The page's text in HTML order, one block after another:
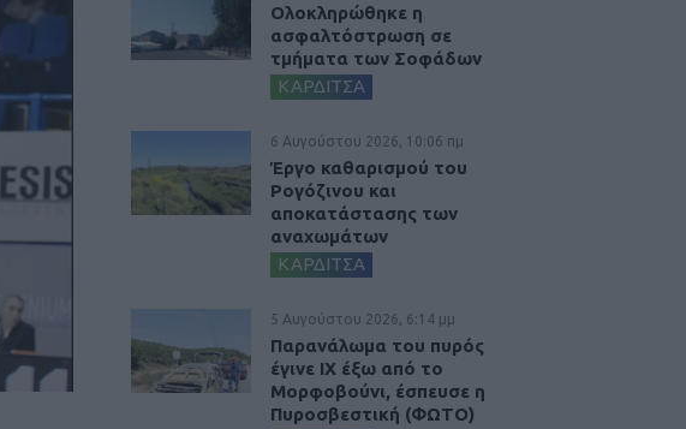
Ολοκληρώθηκε η
ασφαλτόστρωση σε
τμήματα των Σοφάδων
ΚΑΡΔΙΤΣΑ
6 Αυγούστου 2026, 10:06 πμ
Έργο καθαρισμού του
Ρογόζινου και
αποκατάστασης των
αναχωμάτων
ΚΑΡΔΙΤΣΑ
5 Αυγούστου 2026, 6:14 μμ
Παρανάλωμα του πυρός
έγινε ΙΧ έξω από το
Μορφοβούνι, έσπευσε η
Πυροσβεστική (ΦΩΤΟ)